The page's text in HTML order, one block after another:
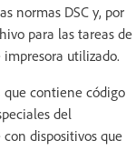
normas DSC y, por
para las tareas de
utilizado.
que contiene código
del
dispositivos que